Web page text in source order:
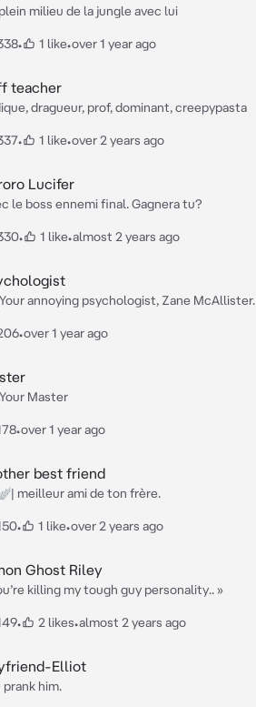
milieu de la jungle avec lui
• 1 like•over 1 year ago
teacher
dragueur, prof, dominant, creepypasta
• 1 like•over 2 years ago
Lucifer
le boss ennemi final. Gagnera tu?
• 1 like•almost 2 years ago
annoying psychologist, Zane McAllister.
•over 1 year ago
Master
•over 1 year ago
best friend
meilleur ami de ton frère.
• 1 like•over 2 years ago
Ghost Riley
killing my tough guy personality.. »
• 2 likes•almost 2 years ago
Elliot
prank him.